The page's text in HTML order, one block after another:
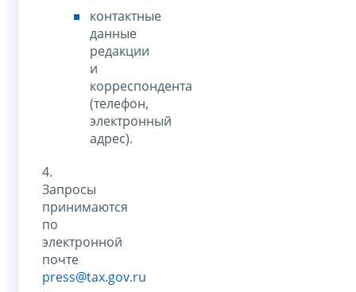
контактные
данные
редакции
и
корреспондента
(телефон,
электронный
адрес).
4.
Запросы
принимаются
по
электронной
почте
press@tax.gov.ru